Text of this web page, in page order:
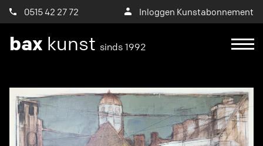
0515 42 27 72 Inloggen Kunstabonnement
bax kunst sinds 1992